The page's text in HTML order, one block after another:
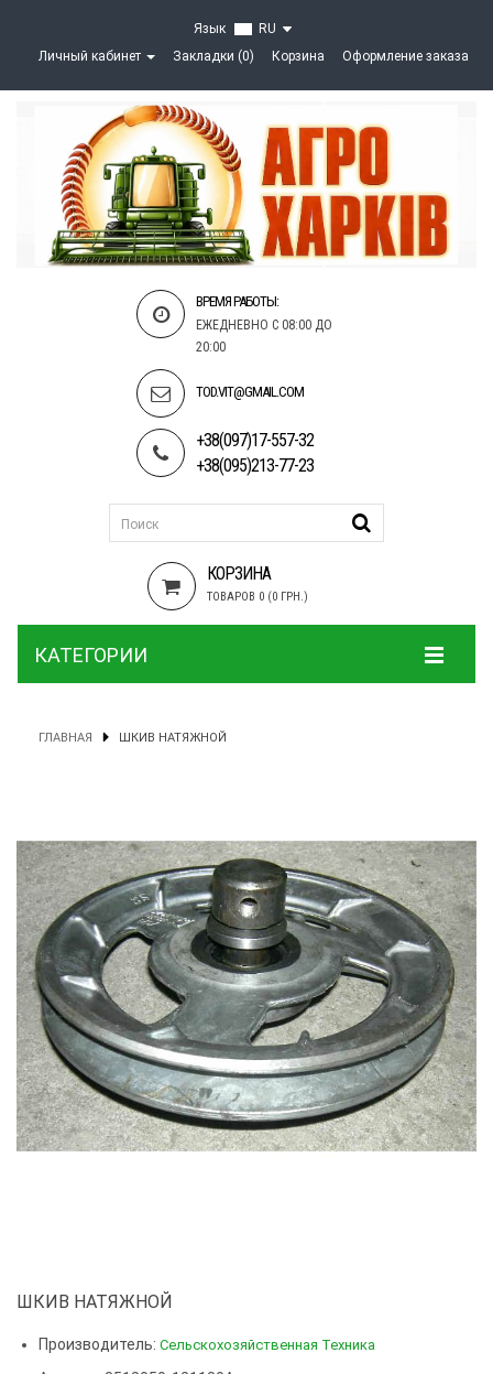
Язык
RU
Личный кабинет
Закладки (0) Корзина Оформление заказа
ВРЕМЯ РАБОТЫ:
ЕЖЕДНЕВНО С 08:00 ДО
20:00
TOD.VIT@GMAIL.COM
+38(097)17-557-32
+38(095)213-77-23
КОРЗИНА
ТОВАРОВ 0 (0 ГРН.)
КАТЕГОРИИ
ГЛАВНАЯ ШКИВ НАТЯЖНОЙ
ШКИВ НАТЯЖНОЙ
Производитель: Сельскохозяйственная Техника